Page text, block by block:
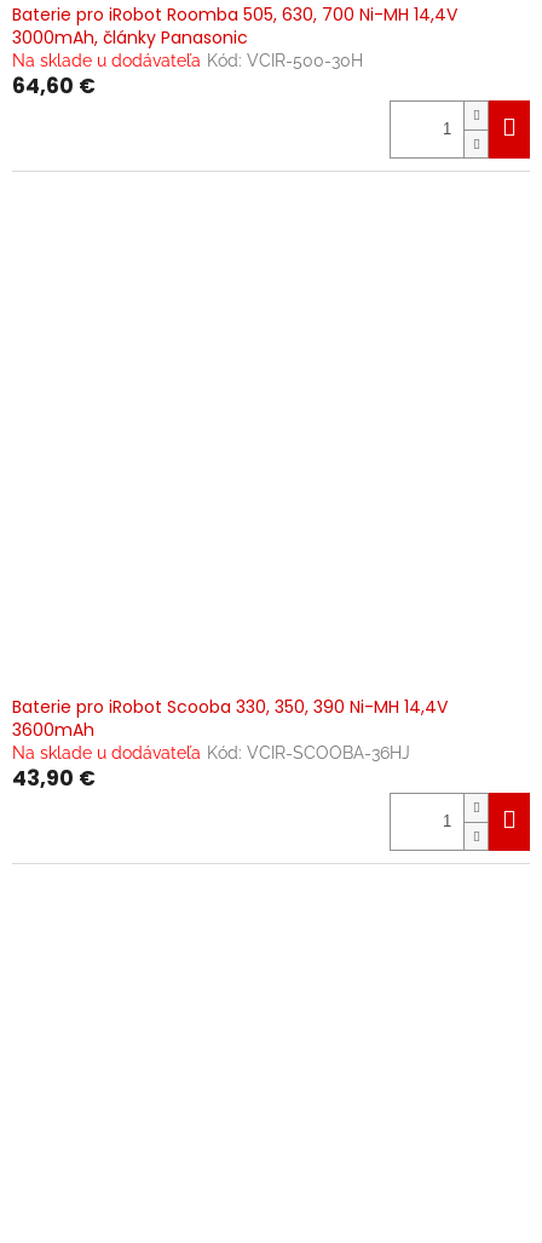
Baterie pro iRobot Roomba 505, 630, 700 Ni-MH 14,4V
3000mAh, články Panasonic
Na sklade u dodávateľa Kód: VCIR-500-30H
64,60 €
Baterie pro iRobot Scooba 330, 350, 390 Ni-MH 14,4V
3600mAh
Na sklade u dodávateľa Kód: VCIR-SCOOBA-36HJ
43,90 €